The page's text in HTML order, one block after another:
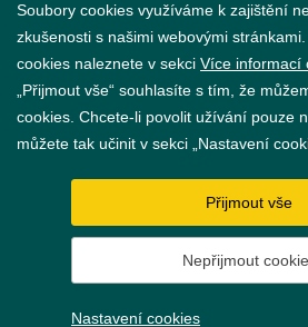
GDPR
Nastavení
Soubory cookies využíváme k zajištění
zkušenosti s našimi webovými
cookies naleznete v sekci Více informací
„Přijmout vše“ souhlasíte s tím, že
cookies. Chcete-li povolit užívání pouze
můžete tak učinit v sekci „Nastavení
Přijmout vše
Nepřijmout
Nastavení cookies